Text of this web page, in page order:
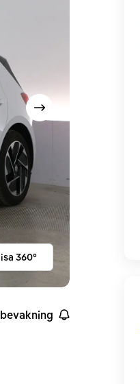
Visa nästa bild
360°